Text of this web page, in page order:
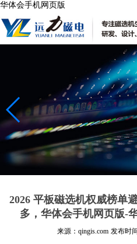
华体会手机网页版
2026 平板磁选机权威榜单
多，华体会手机网页版-
来源：qingis.com 发布时